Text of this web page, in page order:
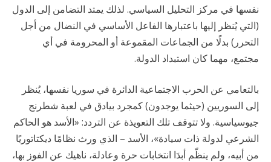
نفسها في مركز التحليل السياسي. لذلك يمتد التضامن إلى الدول
(التي يُنظر إليها باعتبارها الفاعل الأساسي في النضال من أجل
التحرر) بدلًا من الجماعات المقموعة أو المحرومة في أي
مجتمع، مهما كان استبداد الدولة.
بالتعامي عن الحرب الاجتماعية الدائرة في سوريا نفسها، يُنظر
إلى السوريين (حيثما يوجدون) كمجرد بيادق في لعبة شطرنج
جيوسياسية. ولا تتوقف تلك التعويذة عن التردد: «الأسد هو الحاكم
الشرعي لدولة ذات سيادة»، الأسد – الذي ورث نظامًا ديكتاتوريًا
من أبيه، ولم ينظّم أبدَا انتخابات حرة وعادلة، ناهيك عن الفوز بها،